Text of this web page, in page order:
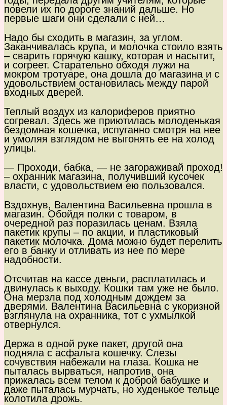
повели их по дороге знаний дальше. Но
первые шаги они сделали с ней…
Надо бы сходить в магазин, за углом.
Заканчивалась крупа, и молочка стоило взять
– сварить горячую кашку, которая и насытит,
и согреет. Старательно обходя лужи на
мокром тротуаре, она дошла до магазина и с
удовольствием остановилась между парой
входных дверей.
Теплый воздух из калориферов приятно
согревал. Здесь же приютилась молоденькая
бездомная кошечка, испуганно смотря на нее
и умоляя взглядом не выгонять ее на холод
улицы.
— Проходи, бабка, — не загораживай проход!
– охранник магазина, получивший кусочек
власти, с удовольствием ею пользовался.
Вздохнув, Валентина Васильевна прошла в
магазин. Обойдя полки с товаром, в
очередной раз поразилась ценам. Взяла
пакетик крупы – по акции, и пластиковый
пакетик молочка. Дома можно будет перелить
его в банку и отливать из нее по мере
надобности.
Отсчитав на кассе деньги, расплатилась и
двинулась к выходу. Кошки там уже не было.
Она мерзла под холодным дождем за
дверями. Валентина Васильевна с укоризной
взглянула на охранника, тот с ухмылкой
отвернулся.
Держа в одной руке пакет, другой она
подняла с асфальта кошечку. Слезы
сочувствия набежали на глаза. Кошка не
пыталась вырваться, напротив, она
прижалась всем телом к доброй бабушке и
даже пыталась мурчать, но худенькое тельце
колотила дрожь.